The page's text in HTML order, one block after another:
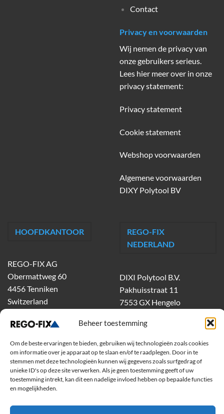
Beheer toestemming
Om de beste ervaringen te bieden, gebruiken wij technologieën zoals cookies
om informatie over je apparaat op te slaan en/of te raadplegen. Door in te
stemmen met deze technologieën kunnen wij gegevens zoals surfgedrag of
unieke ID's op deze site verwerken. Als je geen toestemming geeft of uw
toestemming intrekt, kan dit een nadelige invloed hebben op bepaalde functies
en mogelijkheden.
Contact
Privacy en voorwaarden
Wij nemen de privacy van
onze gebruikers serieus.
Lees hier meer over in onze
privacy statement:
Privacy statement
Cookie statement
Webshop voorwaarden
Algemene voorwaarden
DIXY Polytool BV
HOOFDKANTOOR
REGO-FIX AG
Obermattweg 60
4456 Tenniken
Switzerland
REGO-FIX
NEDERLAND
DIXI Polytool B.V.
Pakhuisstraat 11
7553 GX Hengelo
dixiholland@dixi.com
www.dixipolytool.com
Volg ons op Youtube
Volg ons op Linkedin